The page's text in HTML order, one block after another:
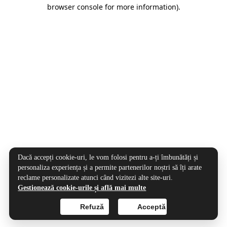
browser console for more information).
Dacă accepți cookie-uri, le vom folosi pentru a-ți îmbunătăți și
personaliza experiența și a permite partenerilor noștri să îți arate
reclame personalizate atunci când vizitezi alte site-uri.
Gestionează cookie-urile și află mai multe
Acceptă
Refuză